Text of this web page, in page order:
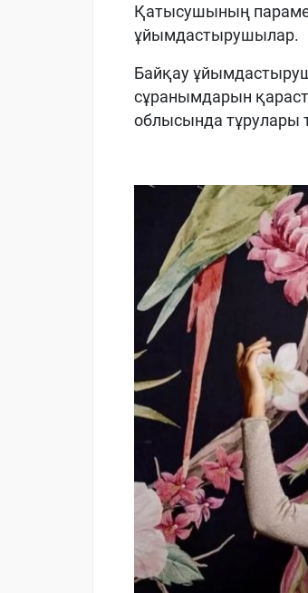
Қатысушының
ұйымдастырушылар.
Байқау
сұранымдарын
облысында тұрулары